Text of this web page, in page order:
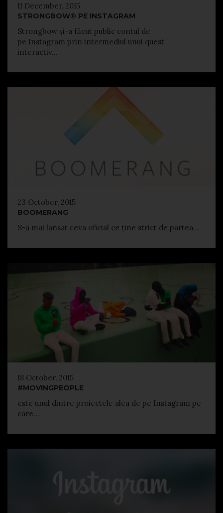
11 December, 2015
STRONGBOW® PE INSTAGRAM
Strongbow și-a făcut public contul de
pe Instagram prin intermediul unui quest
interactiv...
23 October, 2015
BOOMERANG
S-a mai lansat ceva oficial ce ține strict de partea...
18 October, 2015
#MOVINGPEOPLE
este unul dintre proiectele alea de pe Instagram pe
care...